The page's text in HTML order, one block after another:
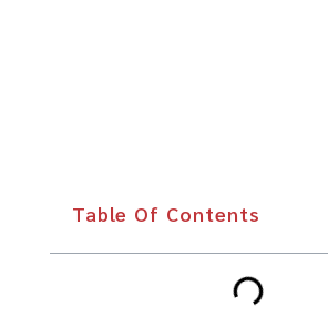
Table Of Contents